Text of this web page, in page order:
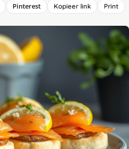
Pinterest Kopieer link Print